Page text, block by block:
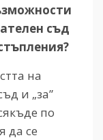
съд
на
и „за”
по
да се